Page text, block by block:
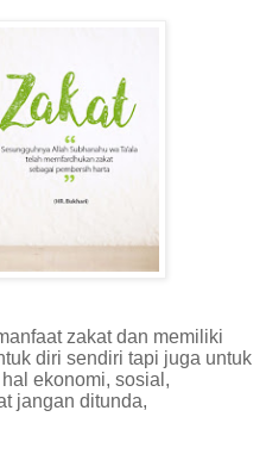
zakat dan memiliki
diri sendiri tapi juga untuk
ekonomi, sosial,
jangan ditunda,